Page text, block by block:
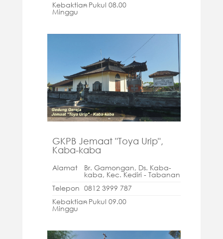
Kebaktian
Minggu
- Pukul 08.00
GKPB Jemaat "Toya Urip",
Kaba-kaba
Alamat
Br. Gamongan, Ds. Kaba-
kaba, Kec. Kediri - Tabanan
Telepon
0812 3999 787
Kebaktian
Minggu
- Pukul 09.00